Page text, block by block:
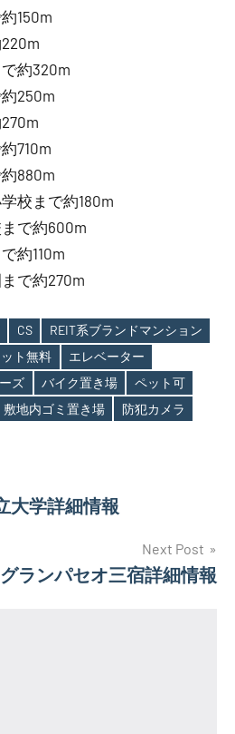
150m
約320m
250m
710m
880m
校まで約180m
で約600m
約110m
で約270m
CS
REIT系ブランドマンション
ト無料
エレベーター
ズ バイク置き場
ペット可
敷地内ゴミ置き場
防犯カメラ
大学詳細情報
Next Post
グランパセオ三宿詳細情報